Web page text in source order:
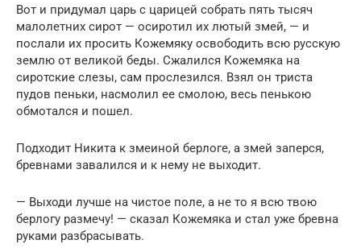
Вот и придумал царь с царицей собрать пять тысяч
малолетних сирот — осиротил их лютый змей, — и
послали их просить Кожемяку освободить всю русскую
землю от великой беды. Сжалился Кожемяка на
сиротские слезы, сам прослезился. Взял он триста
пудов пеньки, насмолил ее смолою, весь пенькою
обмотался и пошел.
Подходит Никита к змеиной берлоге, а змей заперся,
бревнами завалился и к нему не выходит.
— Выходи лучше на чистое поле, а не то я всю твою
берлогу размечу! — сказал Кожемяка и стал уже бревна
руками разбрасывать.